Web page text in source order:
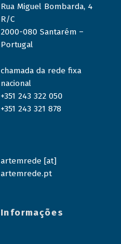
Rua Miguel Bombarda, 4
R/C
2000-080 Santarém –
Portugal
chamada da rede fixa
nacional
+351 243 322 050
+351 243 321 878
artemrede [at]
artemrede.pt
Informações